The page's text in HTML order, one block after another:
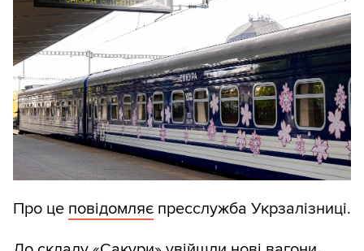
Про це повідомляє пресслужба Укрзалізниці.